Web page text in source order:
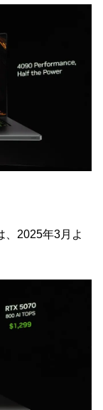
、2025年3月よ